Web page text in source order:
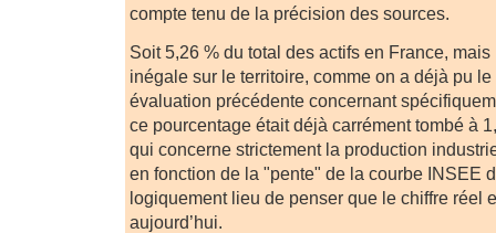
compte tenu de la précision des sources.
Soit 5,26 % du total des actifs en France,
inégale sur le territoire, comme on a déjà pu
évaluation précédente concernant
ce pourcentage était déjà carrément tombé à
qui concerne strictement la production
en fonction de la "pente" de la courbe INSEE
logiquement lieu de penser que le chiffre réel
aujourd’hui.